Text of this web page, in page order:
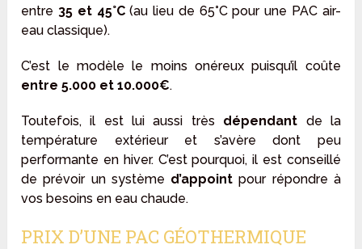
entre 35 et 45°C(au lieu de 65°C pour une PAC air-
eau classique).
C’est le modèle le moins onéreux puisqu’il coûte
entre 5.000 et 10.000€.
Toutefois, il est lui aussi très dépendant de la
température extérieur et s’avère dont peu
performante en hiver. C’est pourquoi, il est conseillé
de prévoir un système d’appoint pour répondre à
vos besoins en eau chaude.
PRIX D’UNE PAC GÉOTHERMIQUE